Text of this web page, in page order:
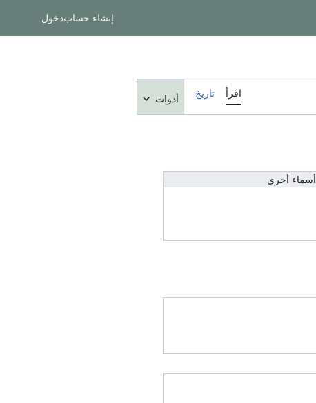
إنشاء حسابدخول
اقرأ تاريخ أدوات
أسماء أخرى